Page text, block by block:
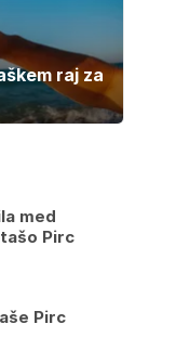
raj za
med
Pirc
Pirc